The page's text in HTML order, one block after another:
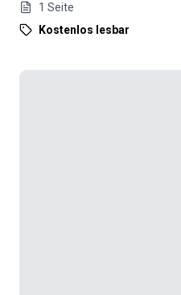
1 Seite
Kostenlos lesbar